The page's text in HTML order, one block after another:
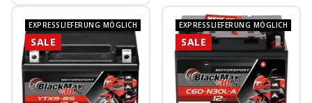
EXPRESSLIEFERUNG MÖGLICH
SALE
EXPRESSLIEFERUNG MÖGLICH
SALE